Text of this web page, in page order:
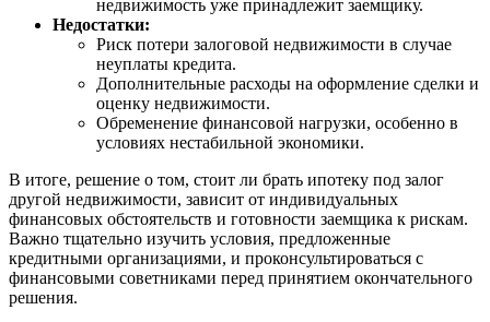
недвижимость уже принадлежит заемщику.
Недостатки:
Риск потери залоговой недвижимости в случае
неуплаты кредита.
Дополнительные расходы на оформление сделки и
оценку недвижимости.
Обременение финансовой нагрузки, особенно в
условиях нестабильной экономики.
В итоге, решение о том, стоит ли брать ипотеку под залог
другой недвижимости, зависит от индивидуальных
финансовых обстоятельств и готовности заемщика к рискам.
Важно тщательно изучить условия, предложенные
кредитными организациями, и проконсультироваться с
финансовыми советниками перед принятием окончательного
решения.